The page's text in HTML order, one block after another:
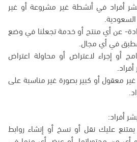
أفراد في أنشطة غير مشروعة أو غير
عن أي منتج أو خدمة تجعلنا في وضع
مطبق في أي مجال.
أو إجراء لاعتراض أو محاولة اعتراض
غير معقول أو كبير بصورة غير مناسبة على
أفراد:
يمتنع عليك نقل أو نسخ أو إنشاء روابط